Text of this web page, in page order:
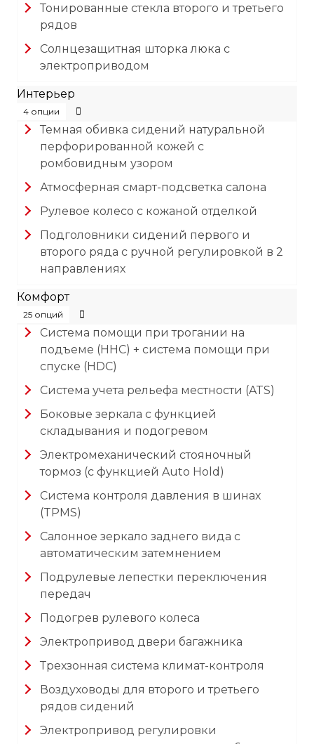
Тонированные стекла второго и третьего
рядов
Солнцезащитная шторка люка с
электроприводом
Интерьер
4 опции
Темная обивка сидений натуральной
перфорированной кожей с
ромбовидным узором
Атмосферная смарт-подсветка салона
Рулевое колесо с кожаной отделкой
Подголовники сидений первого и
второго ряда с ручной регулировкой в 2
направлениях
Комфорт
25 опций
Система помощи при трогании на
подъеме (HHC) + система помощи при
спуске (HDC)
Система учета рельефа местности (ATS)
Боковые зеркала с функцией
складывания и подогревом
Электромеханический стояночный
тормоз (с функцией Auto Hold)
Система контроля давления в шинах
(TPMS)
Салонное зеркало заднего вида с
автоматическим затемнением
Подрулевые лепестки переключения
передач
Подогрев рулевого колеса
Электропривод двери багажника
Трехзонная система климат-контроля
Воздуховоды для второго и третьего
рядов сидений
Электропривод регулировки